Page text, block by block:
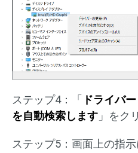
ステップ4：「 ドライバ
を自動検索します 」をク
ステップ5：画面上の指